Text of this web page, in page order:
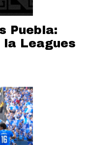
Puebla:
la Leagues